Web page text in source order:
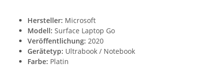
Hersteller: Microsoft
Modell: Surface Laptop Go
Veröffentlichung: 2020
Gerätetyp: Ultrabook / Notebook
Farbe: Platin